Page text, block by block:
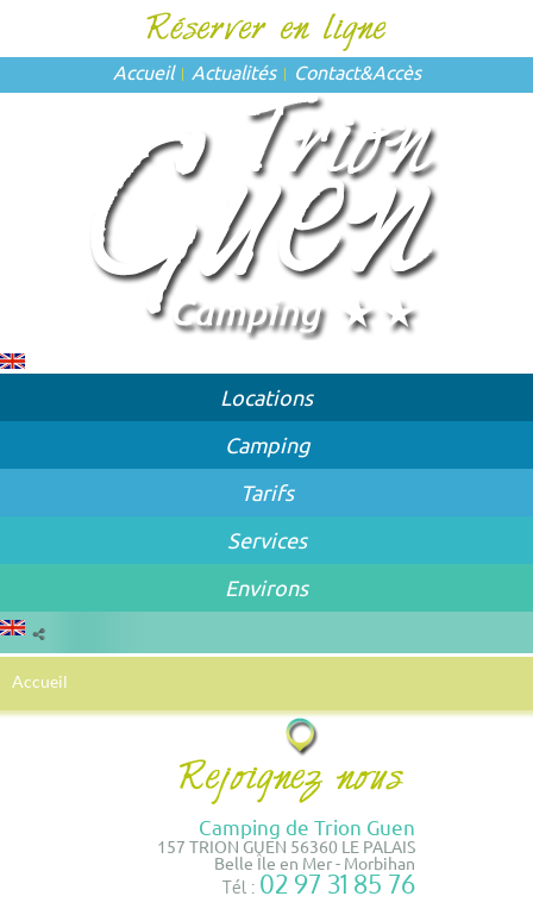
Accueil Actualités Contact&Accès
Locations
Camping
Tarifs
Services
Environs
Accueil
Camping de Trion Guen
157 TRION GUEN 56360 LE PALAIS
Belle Île en Mer - Morbihan
Tél : 02 97 31 85 76